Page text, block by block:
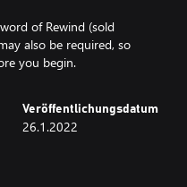
of Rewind (sold
also be required, so
you begin.
Veröffentlichungsdatum
26.1.2022